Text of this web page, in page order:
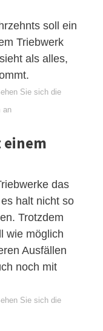
soll ein
Triebwerk
als alles,
Sie sich die
an
einem
das
halt nicht so
Trotzdem
wie möglich
Ausfällen
noch mit
Sie sich die